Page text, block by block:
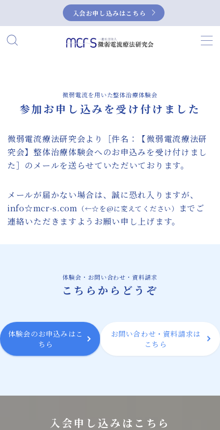
入会お申し込みはこちら
MENU
当研究会について
微弱電流とは？
症例集
NEUBOX（ニューボックス）によるぎっく
り腰の治療
微弱電流を用いた整体治療体験会のご案内
お問い合わせ・資料請求
微弱電流を用いた整体治療体験会
参加お申し込みを受け付けました
微弱電流療法研究会より［件名：【微弱電流療法研
究会】整体治療体験会へのお申込みを受け付けまし
た］のメールを送らせていただいております。
メールが届かない場合は、誠に恐れ入りますが、
info☆mcr-s.com （←☆を@に変えてください）
までご
連絡いただきますようお願い申し上げます。
体験会・お問い合わせ・資料請求
こちらからどうぞ
体験会のお申込みはこ
ちら
お問い合わせ・資料請求は
こちら
入会申し込みはこちら